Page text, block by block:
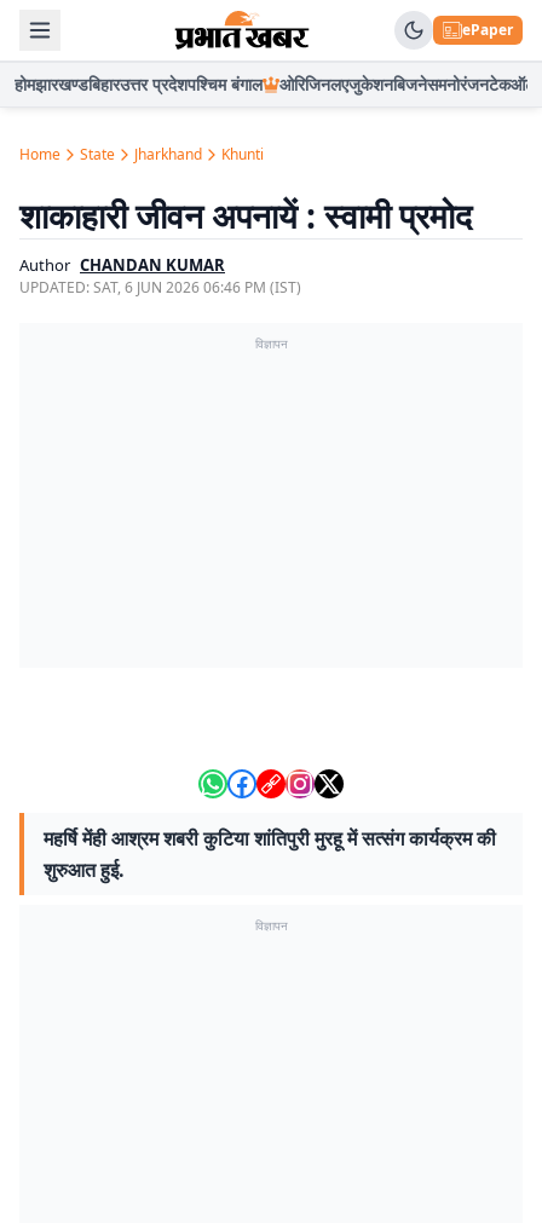
ePaper
होमझारखण्डबिहारउत्तर प्रदेशपश्चिम बंगाल ओरिजिनलएजुकेशनबिजनेसमनोरंजनटेकऑटो
Home State Jharkhand Khunti
शाकाहारी जीवन अपनायें : स्वामी प्रमोद
Author CHANDAN KUMAR
UPDATED:SAT, 6 JUN 2026 06:46 PM (IST)
विज्ञापन
महर्षि मेंही आश्रम शबरी कुटिया शांतिपुरी मुरहू में सत्संग कार्यक्रम की
शुरुआत हुई.
विज्ञापन